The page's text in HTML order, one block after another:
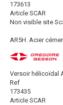
173613
Article SCAR
Non visible site
AR5H. Acier
Versoir hélicoïdal
Ref
173435
Article SCAR